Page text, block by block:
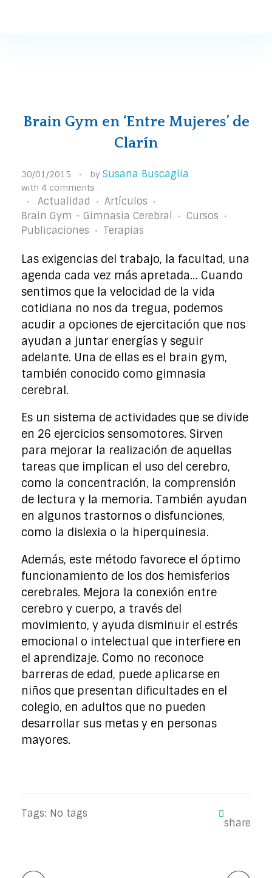
Brain Gym en ‘Entre Mujeres’ de
Clarín
30/01/2015 by Susana Buscaglia
with 4 comments
Actualidad
Artículos
Brain Gym - Gimnasia Cerebral
Cursos
Publicaciones
Terapias
Las exigencias del trabajo, la facultad, una
agenda cada vez más apretada… Cuando
sentimos que la velocidad de la vida
cotidiana no nos da tregua, podemos
acudir a opciones de ejercitación que nos
ayudan a juntar energías y seguir
adelante. Una de ellas es el brain gym,
también conocido como gimnasia
cerebral.
Es un sistema de actividades que se divide
en 26 ejercicios sensomotores. Sirven
para mejorar la realización de aquellas
tareas que implican el uso del cerebro,
como la concentración, la comprensión
de lectura y la memoria. También ayudan
en algunos trastornos o disfunciones,
como la dislexia o la hiperquinesia.
Además, este método favorece el óptimo
funcionamiento de los dos hemisferios
cerebrales. Mejora la conexión entre
cerebro y cuerpo, a través del
movimiento, y ayuda disminuir el estrés
emocional o intelectual que interfiere en
el aprendizaje. Como no reconoce
barreras de edad, puede aplicarse en
niños que presentan dificultades en el
colegio, en adultos que no pueden
desarrollar sus metas y en personas
mayores.
Tags: No tags